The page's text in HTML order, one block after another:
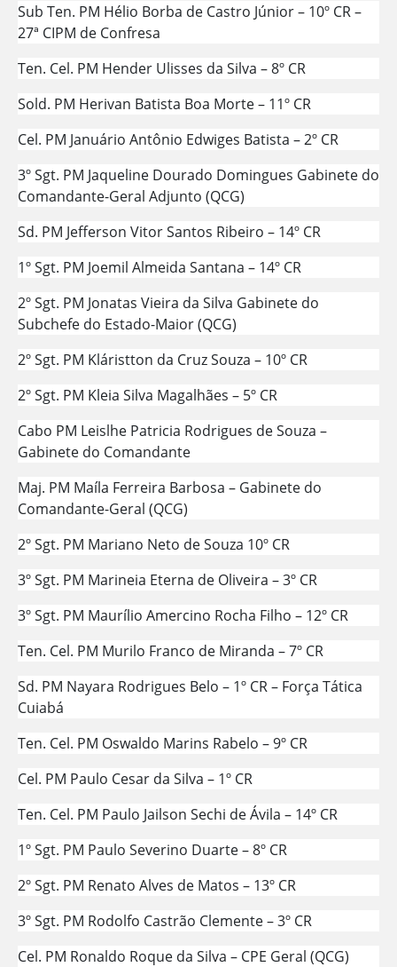
Sub Ten. PM Hélio Borba de Castro Júnior – 10º CR –
27ª CIPM de Confresa
Ten. Cel. PM Hender Ulisses da Silva – 8º CR
Sold. PM Herivan Batista Boa Morte – 11º CR
Cel. PM Januário Antônio Edwiges Batista – 2º CR
3º Sgt. PM Jaqueline Dourado Domingues Gabinete do
Comandante-Geral Adjunto (QCG)
Sd. PM Jefferson Vitor Santos Ribeiro – 14º CR
1º Sgt. PM Joemil Almeida Santana – 14º CR
2º Sgt. PM Jonatas Vieira da Silva Gabinete do
Subchefe do Estado-Maior (QCG)
2º Sgt. PM Kláristton da Cruz Souza – 10º CR
2º Sgt. PM Kleia Silva Magalhães – 5º CR
Cabo PM Leislhe Patricia Rodrigues de Souza –
Gabinete do Comandante
Maj. PM Maíla Ferreira Barbosa – Gabinete do
Comandante-Geral (QCG)
2º Sgt. PM Mariano Neto de Souza 10º CR
3º Sgt. PM Marineia Eterna de Oliveira – 3º CR
3º Sgt. PM Maurílio Amercino Rocha Filho – 12º CR
Ten. Cel. PM Murilo Franco de Miranda – 7º CR
Sd. PM Nayara Rodrigues Belo – 1º CR – Força Tática
Cuiabá
Ten. Cel. PM Oswaldo Marins Rabelo – 9º CR
Cel. PM Paulo Cesar da Silva – 1º CR
Ten. Cel. PM Paulo Jailson Sechi de Ávila – 14º CR
1º Sgt. PM Paulo Severino Duarte – 8º CR
2º Sgt. PM Renato Alves de Matos – 13º CR
3º Sgt. PM Rodolfo Castrão Clemente – 3º CR
Cel. PM Ronaldo Roque da Silva – CPE Geral (QCG)